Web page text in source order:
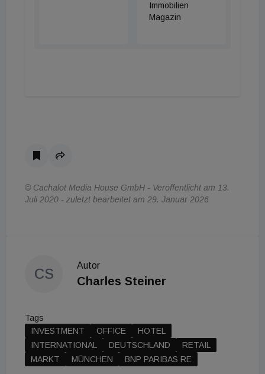
Immobilien
Magazin
© Cachalot Media House GmbH - Veröffentlicht am 13.
Juli 2020 - zuletzt bearbeitet am 29. Januar 2026
CS
Autor
Charles Steiner
Tags
INVESTMENT
OFFICE
HOTEL
INTERNATIONAL
DEUTSCHLAND
RETAIL
MARKT
MÜNCHEN BNP PARIBAS RE